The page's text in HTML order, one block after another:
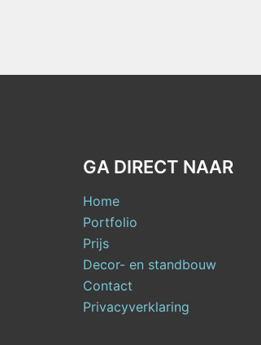
GA DIRECT NAAR
Home
Portfolio
Prijs
Decor- en standbouw
Contact
Privacyverklaring